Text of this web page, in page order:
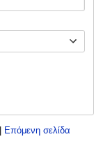
Επόμενη σελίδα